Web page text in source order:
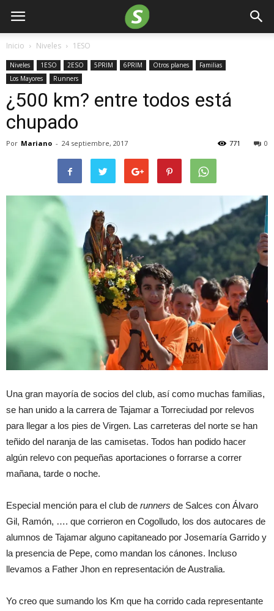
Inicio Niveles 1ESO
Niveles 1ESO 2ESO 5PRIM 6PRIM Otros planes
Familias
Los Mayores
Runners
¿500 km? entre todos está
chupado
Por Mariano - 24 septiembre, 2017 0
771
Una gran mayoría de socios del club, así como muchas familias,
se han unido a la carrera de Tajamar a Torreciudad por relevos
para llegar a los pies de Virgen. Las carreteras del norte se han
teñido del naranja de las camisetas. Todos han podido hacer
algún relevo con pequeñas aportaciones o forrarse a correr
mañana, tarde o noche.
Especial mención para el club de runners de Salces con Álvaro
Gil, Ramón, …. que corrieron en Cogolludo, los dos autocares de
alumnos de Tajamar alguno capitaneado por Josemaría Garrido y
la presencia de Pepe, como mandan los cánones. Incluso
llevamos a Father Jhon en representación de Australia.
Yo creo que sumando los Km que ha corrido cada representante